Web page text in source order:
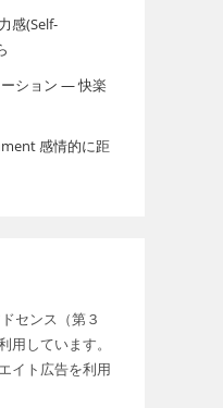
感(Self-
ション ― 快楽
感情的に距
センス（第３
用しています。
イト広告を利用